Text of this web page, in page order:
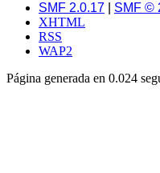
SMF 2.0.17
SMF ©
XHTML
RSS
WAP2
Página generada en 0.024